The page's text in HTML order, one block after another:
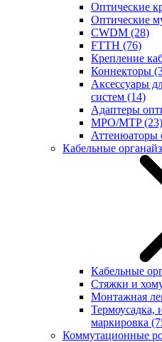
Оптические
Оптические
CWDM (28)
FTTH (76)
Крепление
Коннекторы
Аксессуары
систем (14)
Адаптеры
MPO/MTP(23)
Аттенюаторы
Кабельные
Кабельные
Стяжки и
Монтажная
Термоусадка,
маркировка
Коммутационные